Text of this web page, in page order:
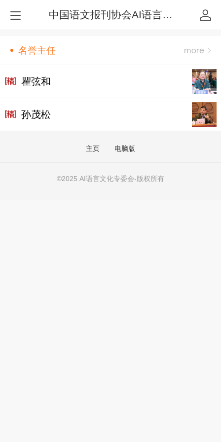
中国语文报刊协会AI语言文化专委会
名誉主任
瞿弦和
孙茂松
主页 电脑版
©2025 AI语言文化专委会-版权所有